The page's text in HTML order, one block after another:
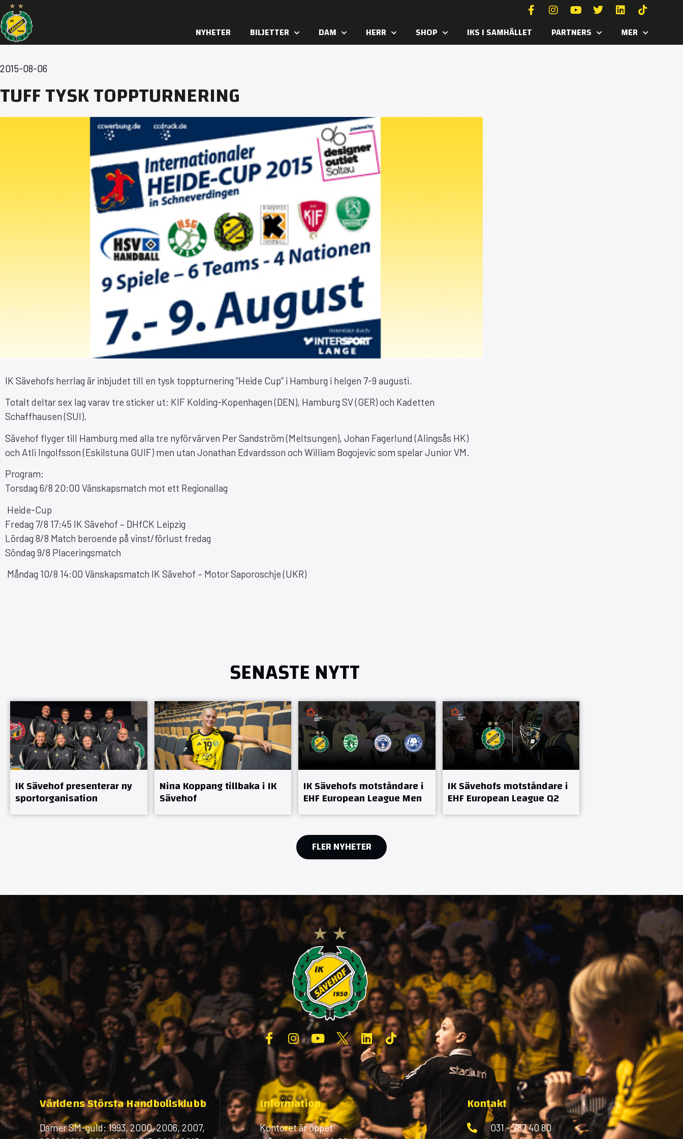
NYHETER BILJETTER DAM HERR SHOP IKS I SAMHÄLLET PARTNERS MER
2015-08-06
TUFF TYSK TOPPTURNERING
IK Sävehofs herrlag är inbjudet till en tysk toppturnering ”Heide Cup” i Hamburg i helgen 7-9 augusti.
Totalt deltar sex lag varav tre sticker ut: KIF Kolding-Kopenhagen (DEN), Hamburg SV (GER) och Kadetten
Schaffhausen (SUI).
Sävehof flyger till Hamburg med alla tre nyförvärven Per Sandström (Meltsungen), Johan Fagerlund (Alingsås HK)
och Atli Ingolfsson (Eskilstuna GUIF) men utan Jonathan Edvardsson och William Bogojevic som spelar Junior VM.
Program:
Torsdag 6/8 20:00 Vänskapsmatch mot ett Regionallag
Heide-Cup
Fredag 7/8 17:45 IK Sävehof – DHfCK Leipzig
Lördag 8/8 Match beroende på vinst/förlust fredag
Söndag 9/8 Placeringsmatch
Måndag 10/8 14:00 Vänskapsmatch IK Sävehof – Motor Saporoschje (UKR)
SENASTE NYTT
IK Sävehof presenterar ny
sportorganisation
Nina Koppang tillbaka i IK
Sävehof
IK Sävehofs motståndare i
EHF European League Men
IK Sävehofs motståndare i
EHF European League Q2
FLER NYHETER
Världens Största Handbollsklubb
Damer SM-guld: 1993, 2000, 2006, 2007,
Information
Kontoret är öppet
Kontakt
031 - 757 40 80